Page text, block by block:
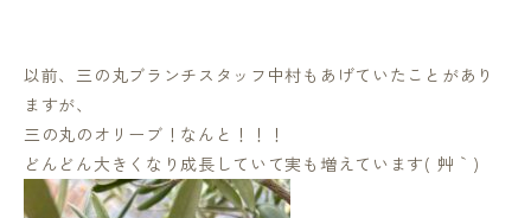
以前、三の丸ブランチスタッフ中村もあげていたことがあり
ますが、
三の丸のオリーブ！なんと！！！
どんどん大きくなり成長していて実も増えています( ´艸｀)